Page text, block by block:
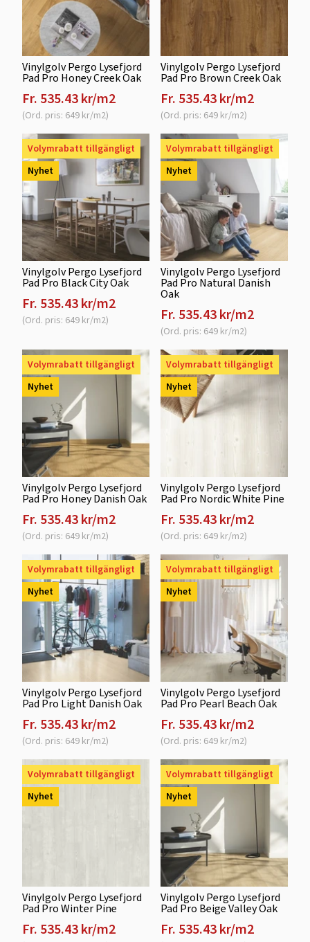
Vinylgolv Pergo Lysefjord
Pad Pro Honey Creek Oak
Fr. 535.43 kr/m2
(Ord. pris: 649 kr/m2)
Vinylgolv Pergo Lysefjord
Pad Pro Brown Creek Oak
Fr. 535.43 kr/m2
(Ord. pris: 649 kr/m2)
Volymrabatt tillgängligt
Nyhet
Vinylgolv Pergo Lysefjord
Pad Pro Black City Oak
Fr. 535.43 kr/m2
(Ord. pris: 649 kr/m2)
Volymrabatt tillgängligt
Nyhet
Vinylgolv Pergo Lysefjord
Pad Pro Natural Danish
Oak
Fr. 535.43 kr/m2
(Ord. pris: 649 kr/m2)
Volymrabatt tillgängligt
Nyhet
Vinylgolv Pergo Lysefjord
Pad Pro Honey Danish Oak
Fr. 535.43 kr/m2
(Ord. pris: 649 kr/m2)
Volymrabatt tillgängligt
Nyhet
Vinylgolv Pergo Lysefjord
Pad Pro Nordic White Pine
Fr. 535.43 kr/m2
(Ord. pris: 649 kr/m2)
Volymrabatt tillgängligt
Nyhet
Vinylgolv Pergo Lysefjord
Pad Pro Light Danish Oak
Fr. 535.43 kr/m2
(Ord. pris: 649 kr/m2)
Volymrabatt tillgängligt
Nyhet
Vinylgolv Pergo Lysefjord
Pad Pro Pearl Beach Oak
Fr. 535.43 kr/m2
(Ord. pris: 649 kr/m2)
Volymrabatt tillgängligt
Nyhet
Vinylgolv Pergo Lysefjord
Pad Pro Winter Pine
Fr. 535.43 kr/m2
Volymrabatt tillgängligt
Nyhet
Vinylgolv Pergo Lysefjord
Pad Pro Beige Valley Oak
Fr. 535.43 kr/m2